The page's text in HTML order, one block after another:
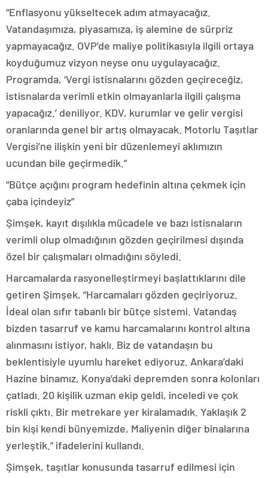
“Enflasyonu yükseltecek adım atmayacağız.
Vatandaşımıza, piyasamıza, iş alemine de sürpriz
yapmayacağız. OVP’de maliye politikasıyla ilgili ortaya
koyduğumuz vizyon neyse onu uygulayacağız.
Programda, ‘Vergi istisnalarını gözden geçireceğiz,
istisnalarda verimli etkin olmayanlarla ilgili çalışma
yapacağız.’ deniliyor. KDV, kurumlar ve gelir vergisi
oranlarında genel bir artış olmayacak. Motorlu Taşıtlar
Vergisi’ne ilişkin yeni bir düzenlemeyi aklımızın
ucundan bile geçirmedik.”
“Bütçe açığını program hedefinin altına çekmek için
çaba içindeyiz”
Şimşek, kayıt dışılıkla mücadele ve bazı istisnaların
verimli olup olmadığının gözden geçirilmesi dışında
özel bir çalışmaları olmadığını söyledi.
Harcamalarda rasyonelleştirmeyi başlattıklarını dile
getiren Şimşek, “Harcamaları gözden geçiriyoruz.
İdeal olan sıfır tabanlı bir bütçe sistemi. Vatandaş
bizden tasarruf ve kamu harcamalarını kontrol altına
alınmasını istiyor, haklı. Biz de vatandaşın bu
beklentisiyle uyumlu hareket ediyoruz. Ankara’daki
Hazine binamız, Konya’daki depremden sonra kolonları
çatladı. 20 kişilik uzman ekip geldi, inceledi ve çok
riskli çıktı. Bir metrekare yer kiralamadık. Yaklaşık 2
bin kişi kendi bünyemizde, Maliyenin diğer binalarına
yerleştik.” ifadelerini kullandı.
Şimşek, taşıtlar konusunda tasarruf edilmesi için